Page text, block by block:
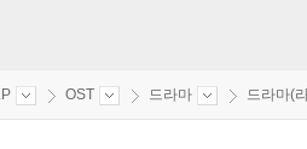
OST 드라마 드라마(